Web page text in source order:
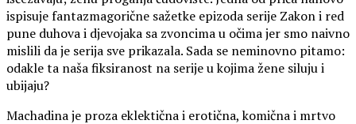
ispisuje fantazmagorične sažetke epizoda serije Zakon i red
pune duhova i djevojaka sa zvoncima u očima jer smo naivno
mislili da je serija sve prikazala. Sada se neminovno pitamo:
odakle ta naša fiksiranost na serije u kojima žene siluju i
ubijaju?
Machadina je proza eklektična i erotična, komična i mrtvo